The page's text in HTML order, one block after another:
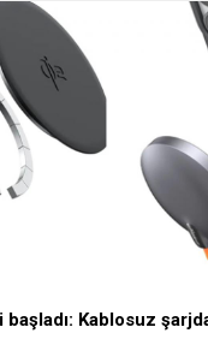
başladı: Kablosuz